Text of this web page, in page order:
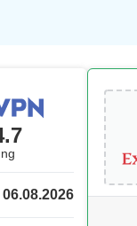
06.08.2026